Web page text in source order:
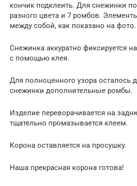
кончик подклеить. Для снежинки
разного цвета и 7 ромбов.
между собой, как показано на фото.
Снежинка аккуратно фиксируется
с помощью клея.
Для полноценного узора осталось
снежинки дополнительные ромбы.
Изделие переворачивается на
тщательно промазывается клеем.
Корона оставляется на просушку.
Наша прекрасная корона готова!